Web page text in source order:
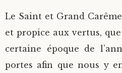
Saint Seraphim de Sarov
Saint Seraphim de
Saint Serge de
Higoumène Boris
Bienheureuses et
Bienheureuse
Geronda Grigorios de
Le Saint et Grand
et propice aux vertus,
certaine époque de
portes afin que nous y